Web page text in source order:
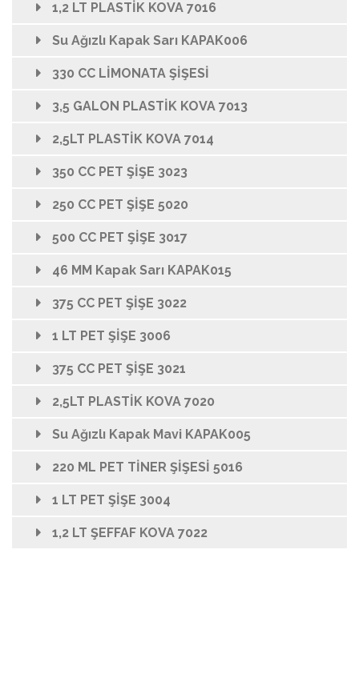
1,2 LT PLASTİK KOVA 7016
Su Ağızlı Kapak Sarı KAPAK006
330 CC LİMONATA ŞİŞESİ
3,5 GALON PLASTİK KOVA 7013
2,5LT PLASTİK KOVA 7014
350 CC PET ŞİŞE 3023
250 CC PET ŞİŞE 5020
500 CC PET ŞİŞE 3017
46 MM Kapak Sarı KAPAK015
375 CC PET ŞİŞE 3022
1 LT PET ŞİŞE 3006
375 CC PET ŞİŞE 3021
2,5LT PLASTİK KOVA 7020
Su Ağızlı Kapak Mavi KAPAK005
220 ML PET TİNER ŞİŞESİ 5016
1 LT PET ŞİŞE 3004
1,2 LT ŞEFFAF KOVA 7022